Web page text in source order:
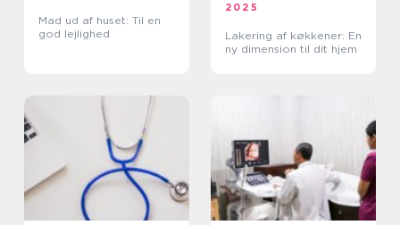
Mad ud af huset: Til en
god lejlighed
2025
Lakering af køkkener: En
ny dimension til dit hjem